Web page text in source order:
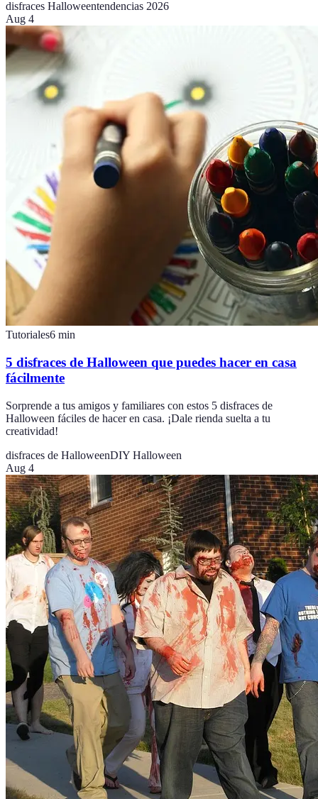
disfraces Halloweentendencias 2026
Aug 4
Tutoriales6 min
5 disfraces de Halloween que puedes hacer en casa
fácilmente
Sorprende a tus amigos y familiares con estos 5 disfraces de
Halloween fáciles de hacer en casa. ¡Dale rienda suelta a tu
creatividad!
disfraces de HalloweenDIY Halloween
Aug 4